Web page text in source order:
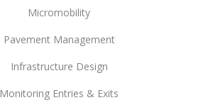
Micromobility
Pavement Management
Infrastructure Design
Monitoring Entries & Exits